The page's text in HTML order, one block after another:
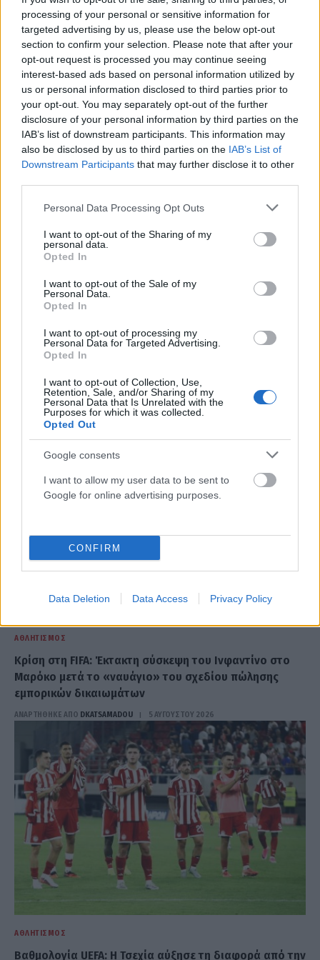
processing of your personal or sensitive information for
targeted advertising by us, please use the below opt-out
section to confirm your selection. Please note that after your
opt-out request is processed you may continue seeing
interest-based ads based on personal information utilized by
us or personal information disclosed to third parties prior to
your opt-out. You may separately opt-out of the further
disclosure of your personal information by third parties on the
IAB’s list of downstream participants. This information may
also be disclosed by us to third parties on the IAB’s List of
Downstream Participants that may further disclose it to other
Please note that this website/app uses one or more Google
not limited to your visit or usage behaviour. You may click to
grant or deny consent to Google and its third-party tags to
use your data for below specified purposes in below Google
consent section.
Personal Data Processing Opt Outs
I want to opt-out of the Sharing of my
personal data.
Opted In
I want to opt-out of the Sale of my
Personal Data.
Opted In
I want to opt-out of processing my
Personal Data for Targeted Advertising.
Opted In
I want to opt-out of Collection, Use,
Retention, Sale, and/or Sharing of my
Personal Data that Is Unrelated with the
Purposes for which it was collected.
Opted Out
Google consents
I want to allow my user data to be sent to
Google for online advertising purposes.
CONFIRM
Data Deletion Data Access Privacy Policy
Euroleague Γιώργος Μπαρτζώκας Ολυμπιακός
FacebookTwitter Pinterest LinkedInTumblr
ΠΡΟΗΓΟΎΜΕΝΟ ΆΡΘΡΟ
Eurovision 2026: Υποχώρηση
για την Ελλάδα – Ο Ακύλας
ΕΠΌΜΕΝΟ ΆΡΘΡΟ
Μυτιλήνη: Στα δικαστήρια οι
τουριστικοί φορείς για τον
Σήμα κινδύνου για την τοπική
οικονομία
Στέλλα Λίταινα
ΣΧΕΤΙΚΑΑΡΘΡΑ
ΑΘΛΗΤΙΣΜΌΣ
Κρίση στη FIFA: Έκτακτη σύσκεψη του Ινφαντίνο στο
Μαρόκο μετά το «ναυάγιο» του σχεδίου πώλησης
εμπορικών δικαιωμάτων
ΑΝΑΡΤΗΘΗΚΕ ΑΠΟ DKATSAMADOU 5 ΑΥΓΟΎΣΤΟΥ 2026
ΑΘΛΗΤΙΣΜΌΣ
Βαθμολογία UEFA: H Τσεχία αύξησε τη διαφορά από την